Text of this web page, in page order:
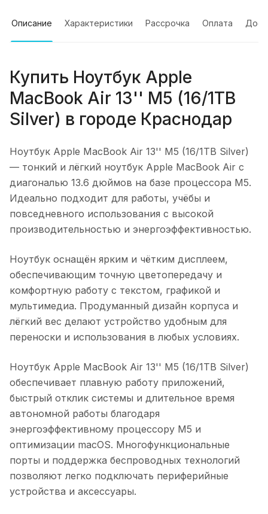
Описание Характеристики Рассрочка Оплата
Купить Ноутбук Apple
MacBook Air 13'' M5 (16/1TB
Silver) в городе Краснодар
Ноутбук Apple MacBook Air 13'' M5 (16/1TB Silver)
— тонкий и лёгкий ноутбук Apple MacBook Air с
диагональю 13.6 дюймов на базе процессора M5.
Идеально подходит для работы, учёбы и
повседневного использования с высокой
производительностью и энергоэффективностью.
Ноутбук оснащён ярким и чётким дисплеем,
обеспечивающим точную цветопередачу и
комфортную работу с текстом, графикой и
мультимедиа. Продуманный дизайн корпуса и
лёгкий вес делают устройство удобным для
переноски и использования в любых условиях.
Ноутбук Apple MacBook Air 13'' M5 (16/1TB Silver)
обеспечивает плавную работу приложений,
быстрый отклик системы и длительное время
автономной работы благодаря
энергоэффективному процессору M5 и
оптимизации macOS. Многофункциональные
порты и поддержка беспроводных технологий
позволяют легко подключать периферийные
устройства и аксессуары.